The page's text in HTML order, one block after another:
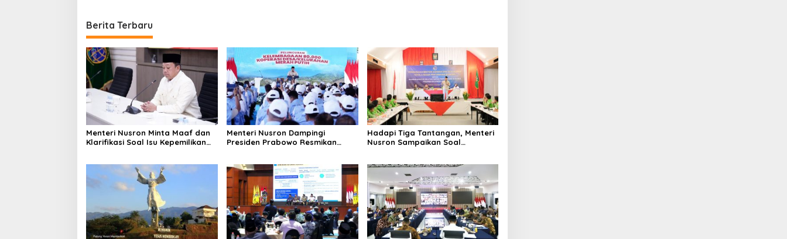
Berita Terbaru
Menteri Nusron Minta Maaf dan
Klarifikasi Soal Isu Kepemilikan
Menteri Nusron Dampingi
Presiden Prabowo Resmikan
Hadapi Tiga Tantangan, Menteri
Nusron Sampaikan Soal
Provinsi Sulut